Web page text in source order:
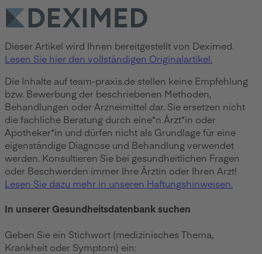
Dieser Artikel wird Ihnen bereitgestellt von Deximed.
Lesen Sie hier den vollständigen Originalartikel.
Die Inhalte auf team-praxis.de stellen keine Empfehlung
bzw. Bewerbung der beschriebenen Methoden,
Behandlungen oder Arzneimittel dar. Sie ersetzen nicht
die fachliche Beratung durch eine*n Ärzt*in oder
Apotheker*in und dürfen nicht als Grundlage für eine
eigenständige Diagnose und Behandlung verwendet
werden. Konsultieren Sie bei gesundheitlichen Fragen
oder Beschwerden immer Ihre Ärztin oder Ihren Arzt!
Lesen Sie dazu mehr in unseren Haftungshinweisen.
In unserer Gesundheitsdatenbank suchen
Geben Sie ein Stichwort (medizinisches Thema,
Krankheit oder Symptom) ein: